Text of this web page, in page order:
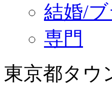
結婚/
専門
東京都タウ